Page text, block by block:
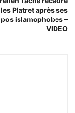
Platret après ses
islamophobes –
VIDEO